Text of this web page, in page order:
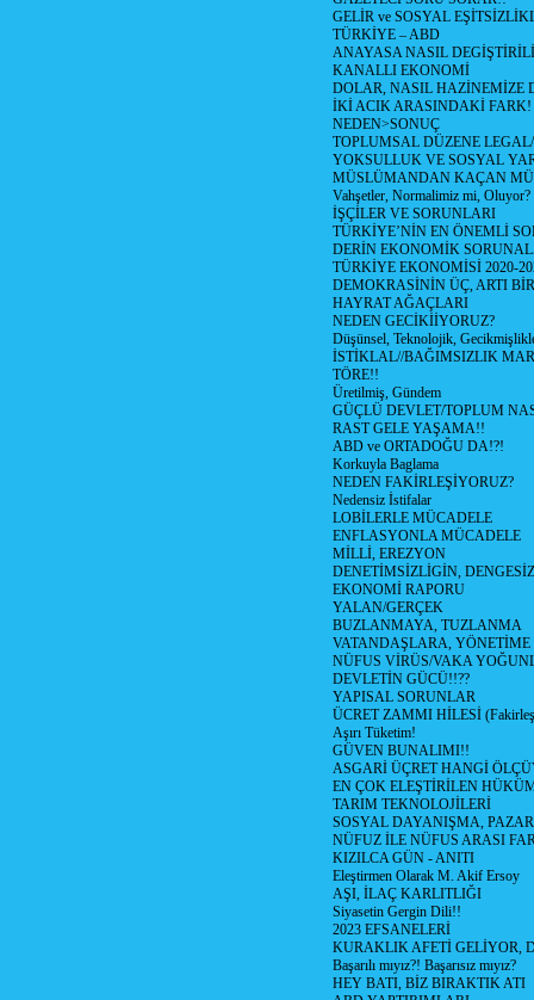
GELİR ve SOSYAL
TÜRKİYE – ABD
ANAYASA NASIL
KANALLI EKONOMİ
DOLAR, NASIL HAZİNEMİZE
İKİ ACIK ARASINDAKİ FARK!
NEDEN>SONUÇ
TOPLUMSAL DÜZENE
YOKSULLUK VE SOSYAL
MÜSLÜMANDAN KAÇAN
Vahşetler, Normalimiz mi, Oluyor?
İŞÇİLER VE SORUNLARI
TÜRKİYE’NİN EN ÖNEMLİ
DERİN EKONOMİK
TÜRKİYE EKONOMİSİ 2020-
DEMOKRASİNİN ÜÇ, ARTI
HAYRAT AĞAÇLARI
NEDEN GECİKİİYORUZ?
Düşünsel, Teknolojik,
İSTİKLAL//BAĞIMSIZLIK
TÖRE!!
Üretilmiş, Gündem
GÜÇLÜ DEVLET/TOPLUM
RAST GELE YAŞAMA!!
ABD ve ORTADOĞU DA!?!
Korkuyla Baglama
NEDEN FAKİRLEŞİYORUZ?
Nedensiz İstifalar
LOBİLERLE MÜCADELE
ENFLASYONLA MÜCADELE
MİLLİ, EREZYON
DENETİMSİZLİGİN,
EKONOMİ RAPORU
YALAN/GERÇEK
BUZLANMAYA, TUZLANMA
VATANDAŞLARA,
NÜFUS VİRÜS/VAKA
DEVLETİN GÜCÜ!!??
YAPISAL SORUNLAR
ÜCRET ZAMMI HİLESİ
Aşırı Tüketim!
GÜVEN BUNALIMI!!
ASGARİ ÜÇRET HANGİ
EN ÇOK ELEŞTİRİLEN
TARIM TEKNOLOJİLERİ
SOSYAL DAYANIŞMA,
NÜFUZ İLE NÜFUS ARASI
KIZILCA GÜN - ANITI
Eleştirmen Olarak M. Akif Ersoy
AŞI, İLAÇ KARLITLIĞI
Siyasetin Gergin Dili!!
2023 EFSANELERİ
KURAKLIK AFETİ GELİYOR,
Başarılı mıyız?! Başarısız mıyız?
HEY BATI, BİZ BIRAKTIK ATI